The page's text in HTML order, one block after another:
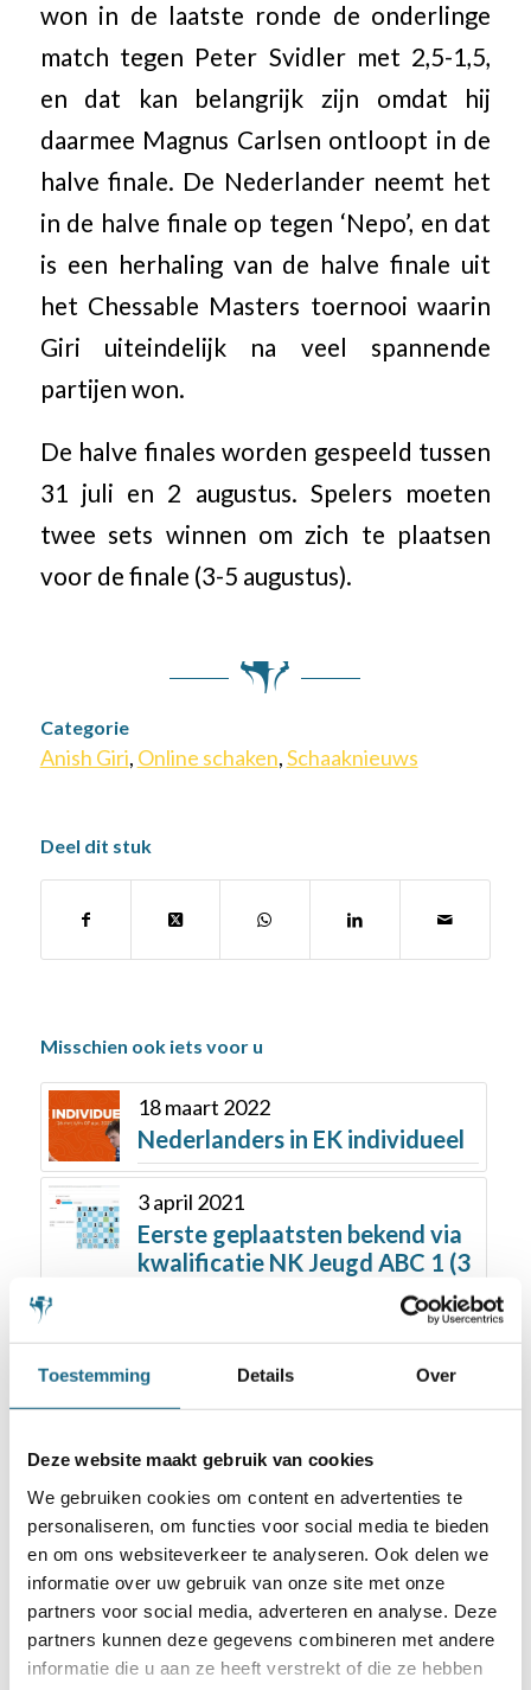
Toestemming Details Over
Deze website maakt gebruik van cookies
We gebruiken cookies om content en advertenties te
personaliseren, om functies voor social media te bieden
en om ons websiteverkeer te analyseren. Ook delen we
informatie over uw gebruik van onze site met onze
partners voor social media, adverteren en analyse. Deze
partners kunnen deze gegevens combineren met andere
informatie die u aan ze heeft verstrekt of die ze hebben
won in de laatste ronde de onderlinge
match tegen Peter Svidler met 2,5-1,5,
en dat kan belangrijk zijn omdat hij
daarmee Magnus Carlsen ontloopt in de
halve finale. De Nederlander neemt het
in de halve finale op tegen ‘Nepo’, en dat
is een herhaling van de halve finale uit
het Chessable Masters toernooi waarin
Giri uiteindelijk na veel spannende
partijen won.
De halve finales worden gespeeld tussen
31 juli en 2 augustus. Spelers moeten
twee sets winnen om zich te plaatsen
voor de finale (3-5 augustus).
Categorie
Anish Giri, Online schaken,Schaaknieuws
Deel dit stuk
Misschien ook iets voor u
18 maart 2022
Nederlanders in EK individueel
3 april 2021
Eerste geplaatsten bekend via
kwalificatie NK Jeugd ABC 1 (3
Weer drukker bij Kwalificatie 2,
NK VO op 19 november,
26 oktober 2021
Wereldkampioen Carlsen bij
Tata Steel Chess Tournament
2022
13 juni 2018